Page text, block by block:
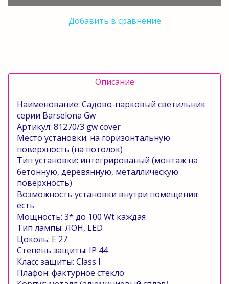
Добавить в сравнение
Описание
Наименование: Садово-парковый светильник
серии Barselona Gw
Артикул: 81270/3 gwcover
Место установки: на горизонтальную
поверхность (на потолок)
Тип установки: интегрированый (монтаж на
бетонную, деревянную, металлическую
поверхность)
Возможность установки внутри помещения:
есть
Мощность: 3* до 100 Wt каждая
Тип лампы: ЛОН, LED
Цоколь: E 27
Степень защиты: IP 44
Класс защиты: Class I
Плафон: фактурное стекло